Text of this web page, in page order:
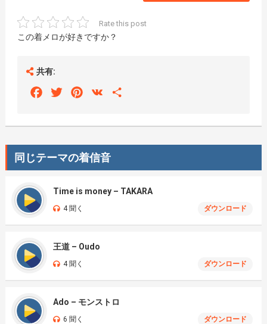
Rate this post
この着メロが好きですか？
共有:
FacebookTwitterPinterest
VK
同じテーマの着信音
Time is money – TAKARA
4 聞く ダウンロード
王道 – Oudo
4 聞く ダウンロード
Ado – モンストロ
6 聞く ダウンロード